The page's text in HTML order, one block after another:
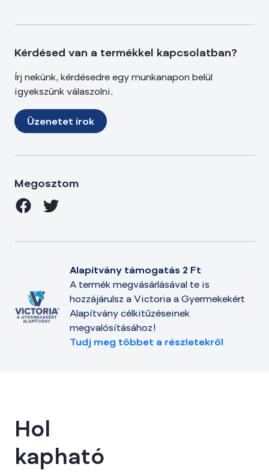
Kérdésed van a termékkel kapcsolatban?
Írj nekünk, kérdésedre egy munkanapon belül
igyekszünk válaszolni.
Üzenetet írok
Megosztom
Alapítvány támogatás 2 Ft
A termék megvásárlásával te is
hozzájárulsz a Victoria a Gyermekekért
Alapítvány célkitűzéseinek
megvalósításához!
Tudj meg többet a részletekről
Hol
kapható